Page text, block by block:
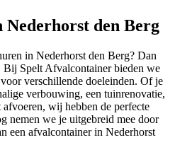
den Berg
in Nederhorst den Berg? Dan
Bij Spelt Afvalcontainer bieden we
verschillende doeleinden. Of je
verbouwing, een tuinrenovatie,
wij hebben de perfecte
nemen we je uitgebreid mee door
een afvalcontainer in Nederhorst